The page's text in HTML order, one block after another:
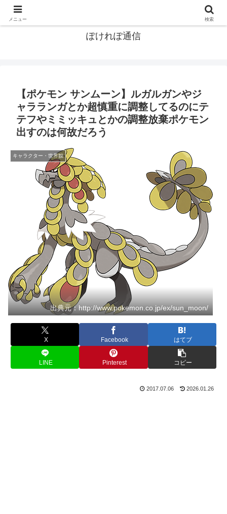
ぽけれぽ通信
【ポケモン サンムーン】ルガルガンやジ
ャラランガとか超慎重に調整してるのにテ
テフやミミッキュとかの調整放棄ポケモン
出すのは何故だろう
キャラクター・世界観
出典元：http://www.pokemon.co.jp/ex/sun_moon/
X Facebook はてブ
LINE Pinterest コピー
2017.07.06 2026.01.26
メニュー 検索